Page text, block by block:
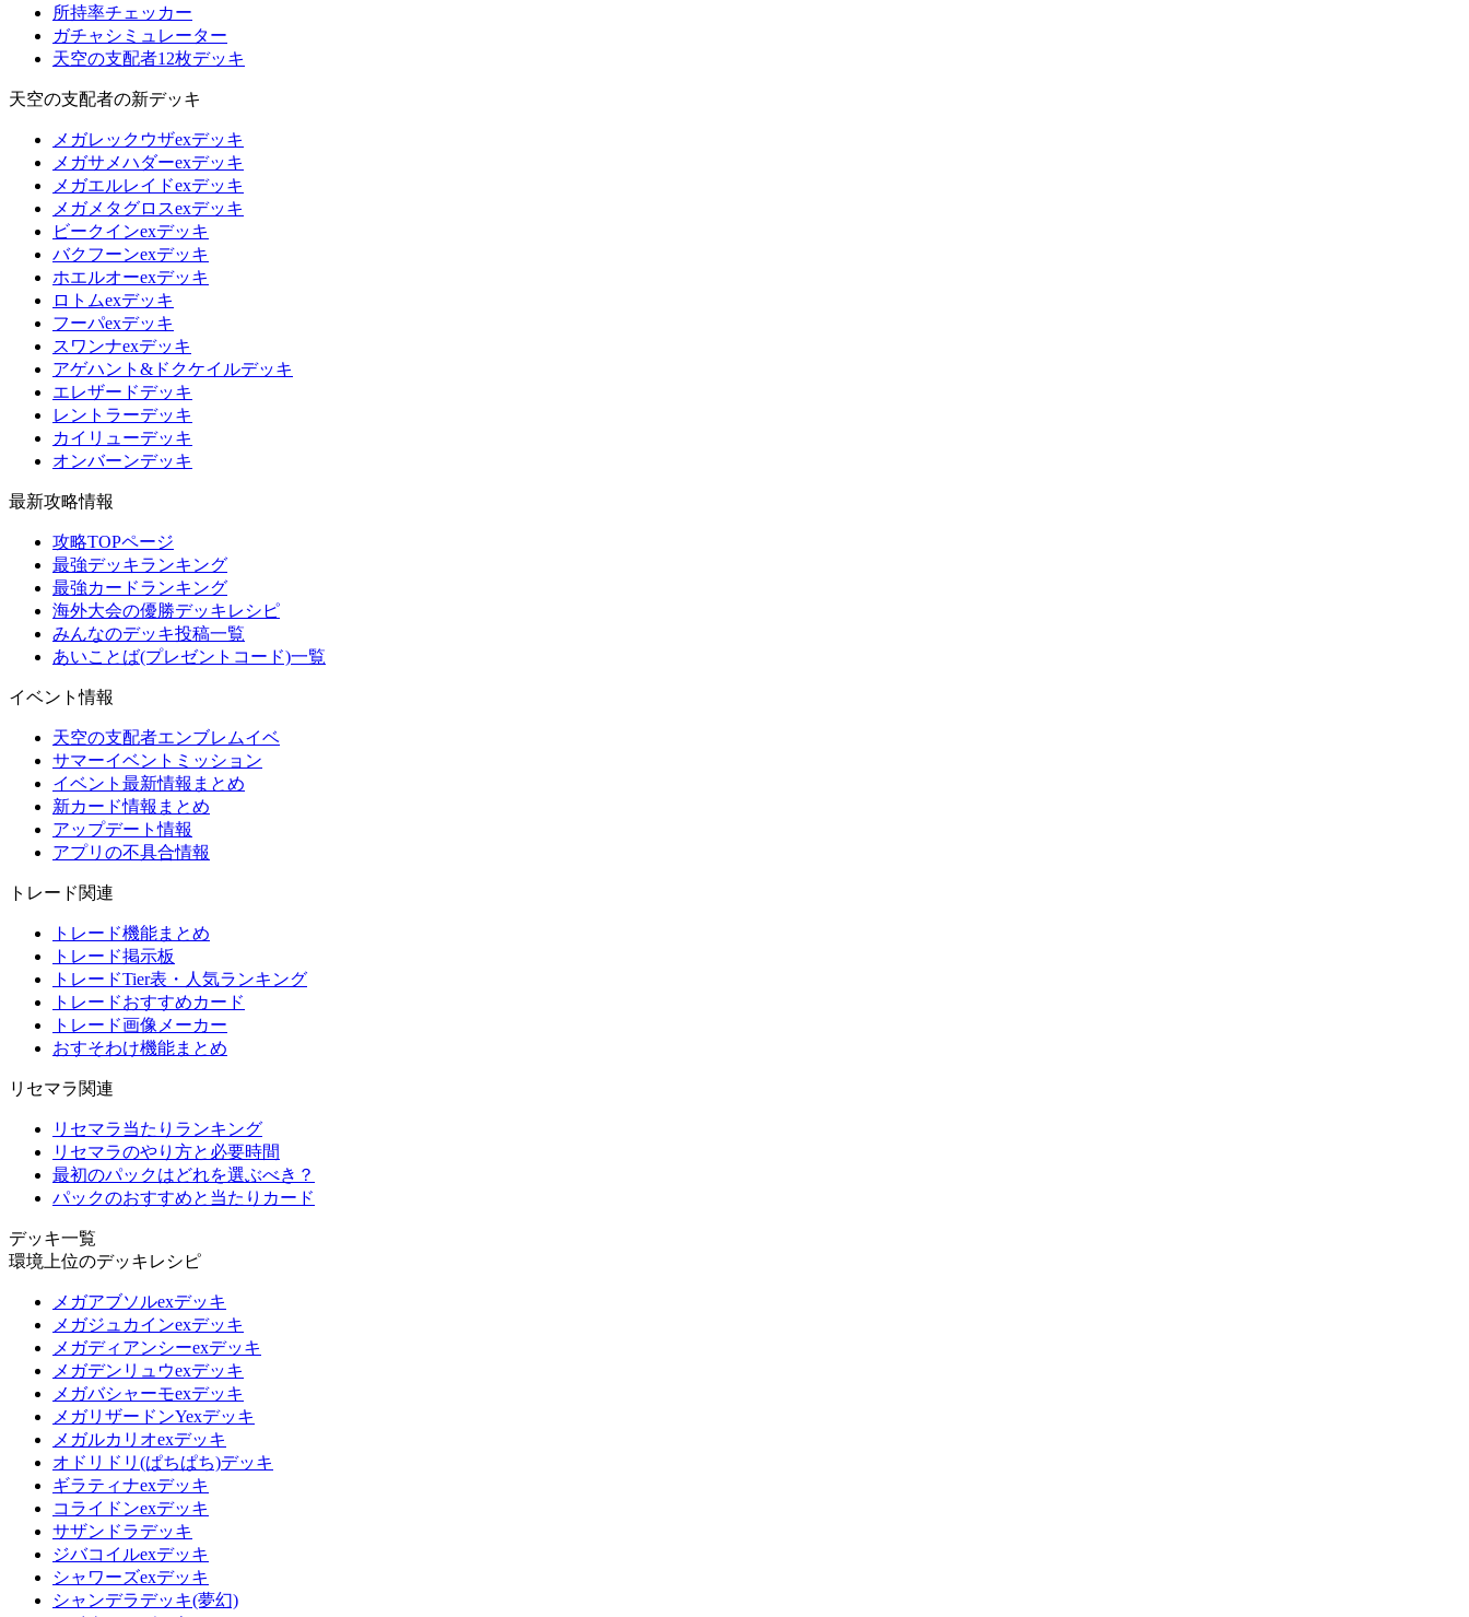
所持率チェッカー
ガチャシミュレーター
天空の支配者12枚デッキ
天空の支配者の新デッキ
メガレックウザexデッキ
メガサメハダーexデッキ
メガエルレイドexデッキ
メガメタグロスexデッキ
ビークインexデッキ
バクフーンexデッキ
ホエルオーexデッキ
ロトムexデッキ
フーパexデッキ
スワンナexデッキ
アゲハント&ドクケイルデッキ
エレザードデッキ
レントラーデッキ
カイリューデッキ
オンバーンデッキ
最新攻略情報
攻略TOPページ
最強デッキランキング
最強カードランキング
海外大会の優勝デッキレシピ
みんなのデッキ投稿一覧
あいことば(プレゼントコード)一覧
イベント情報
天空の支配者エンブレムイベ
サマーイベントミッション
イベント最新情報まとめ
新カード情報まとめ
アップデート情報
アプリの不具合情報
トレード関連
トレード機能まとめ
トレード掲示板
トレードTier表・人気ランキング
トレードおすすめカード
トレード画像メーカー
おすそわけ機能まとめ
リセマラ関連
リセマラ当たりランキング
リセマラのやり方と必要時間
最初のパックはどれを選ぶべき？
パックのおすすめと当たりカード
デッキ一覧
環境上位のデッキレシピ
メガアブソルexデッキ
メガジュカインexデッキ
メガディアンシーexデッキ
メガデンリュウexデッキ
メガバシャーモexデッキ
メガリザードンYexデッキ
メガルカリオexデッキ
オドリドリ(ぱちぱち)デッキ
ギラティナexデッキ
コライドンexデッキ
サザンドラデッキ
ジバコイルexデッキ
シャワーズexデッキ
シャンデラデッキ(夢幻)